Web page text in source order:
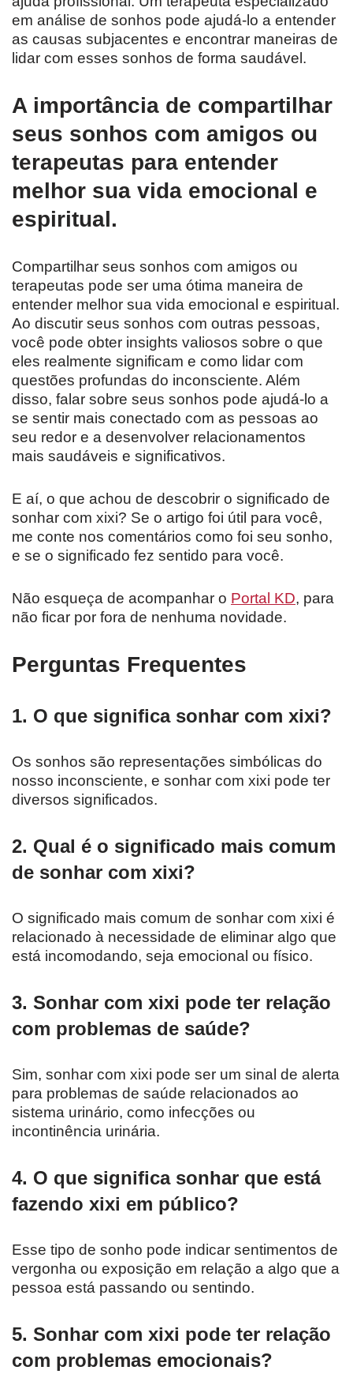
em análise de sonhos pode ajudá-lo a entender
as causas subjacentes e encontrar maneiras de
lidar com esses sonhos de forma saudável.
A importância de compartilhar
seus sonhos com amigos ou
terapeutas para entender
melhor sua vida emocional e
espiritual.
Compartilhar seus sonhos com amigos ou
terapeutas pode ser uma ótima maneira de
entender melhor sua vida emocional e espiritual.
Ao discutir seus sonhos com outras pessoas,
você pode obter insights valiosos sobre o que
eles realmente significam e como lidar com
questões profundas do inconsciente. Além
disso, falar sobre seus sonhos pode ajudá-lo a
se sentir mais conectado com as pessoas ao
seu redor e a desenvolver relacionamentos
mais saudáveis e significativos.
E aí, o que achou de descobrir o significado de
sonhar com xixi? Se o artigo foi útil para você,
me conte nos comentários como foi seu sonho,
e se o significado fez sentido para você.
Não esqueça de acompanhar o Portal KD, para
não ficar por fora de nenhuma novidade.
Perguntas Frequentes
1. O que significa sonhar com xixi?
Os sonhos são representações simbólicas do
nosso inconsciente, e sonhar com xixi pode ter
diversos significados.
2. Qual é o significado mais comum
de sonhar com xixi?
O significado mais comum de sonhar com xixi é
relacionado à necessidade de eliminar algo que
está incomodando, seja emocional ou físico.
3. Sonhar com xixi pode ter relação
com problemas de saúde?
Sim, sonhar com xixi pode ser um sinal de alerta
para problemas de saúde relacionados ao
sistema urinário, como infecções ou
incontinência urinária.
4. O que significa sonhar que está
fazendo xixi em público?
Esse tipo de sonho pode indicar sentimentos de
vergonha ou exposição em relação a algo que a
pessoa está passando ou sentindo.
5. Sonhar com xixi pode ter relação
com problemas emocionais?